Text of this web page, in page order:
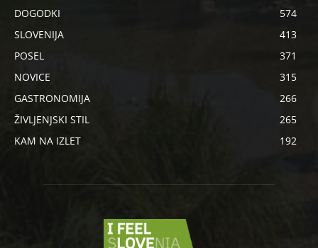
DOGODKI
574
SLOVENIJA
413
POSEL
371
NOVICE
315
GASTRONOMIJA
266
ŽIVLJENJSKI STIL
265
KAM NA IZLET
192